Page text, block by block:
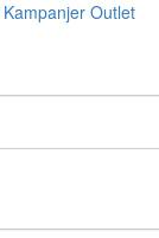
Kampanjer Outlet